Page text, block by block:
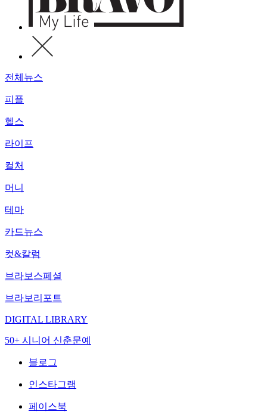
전체뉴스
피플
헬스
라이프
컬처
머니
테마
카드뉴스
컷&칼럼
브라보스페셜
브라보리포트
DIGITAL LIBRARY
50+ 시니어 신춘문예
블로그
인스타그램
페이스북